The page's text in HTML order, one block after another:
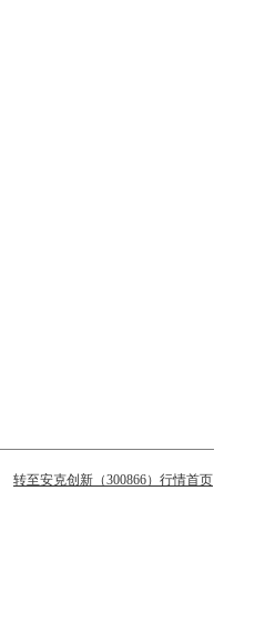
转至安克创新（300866）行情首页